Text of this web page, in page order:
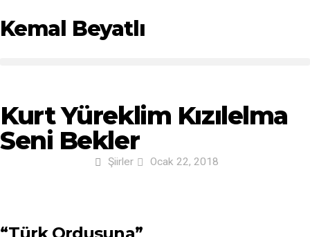
Kemal Beyatlı
Kurt Yüreklim Kızılelma
Seni Bekler
Şiirler Ocak 22, 2018